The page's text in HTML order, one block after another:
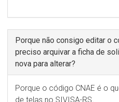
Porque não consigo editar o
preciso arquivar a ficha de
nova para alterar?
Porque o código CNAE é o
de telas no SIVISA-RS.